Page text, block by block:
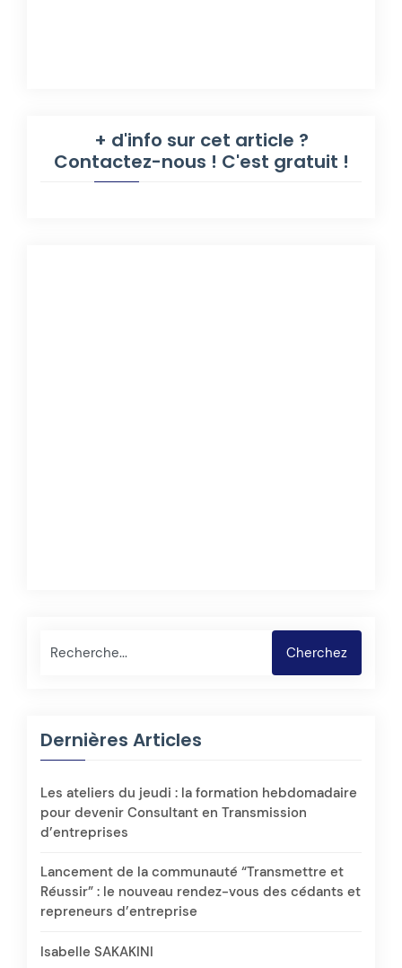
+ d'info sur cet article ?
Contactez-nous ! C'est gratuit !
Rechercher Cherchez
Dernières Articles
Les ateliers du jeudi : la formation hebdomadaire
pour devenir Consultant en Transmission
d’entreprises
Lancement de la communauté “Transmettre et
Réussir” : le nouveau rendez-vous des cédants et
repreneurs d’entreprise
Isabelle SAKAKINI